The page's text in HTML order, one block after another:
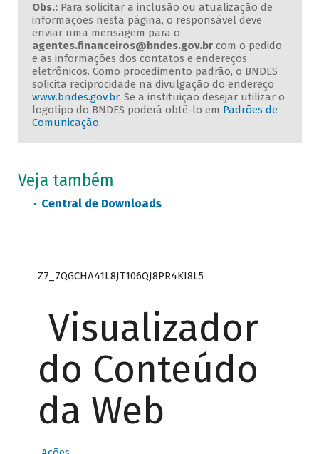
Obs.:Para solicitar a inclusão ou atualização de
informações nesta página, o responsável deve
enviar uma mensagem para o
agentes.financeiros@bndes.gov.brcom o pedido
e as informações dos contatos e endereços
eletrônicos. Como procedimento padrão, o BNDES
solicita reciprocidade na divulgação do endereço
www.bndes.gov.br. Se a instituição desejar utilizar o
logotipo do BNDES poderá obtê-lo em Padrões de
Comunicação.
Veja também
Central de Downloads
Z7_7QGCHA41L8JT106QJ8PR4KI8L5
Visualizador
do Conteúdo
da Web